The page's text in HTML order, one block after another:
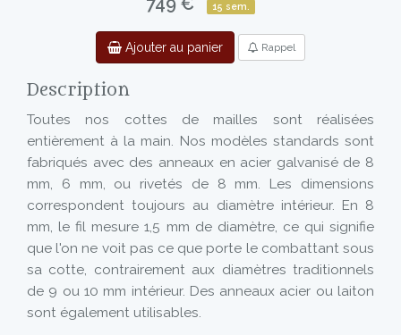
15 sem.
Ajouter au panier Rappel
Description
Toutes nos cottes de mailles sont réalisées
entièrement à la main. Nos modèles standards sont
fabriqués avec des anneaux en acier galvanisé de 8
mm, 6 mm, ou rivetés de 8 mm. Les dimensions
correspondent toujours au diamètre intérieur. En 8
mm, le fil mesure 1,5 mm de diamètre, ce qui signifie
que l'on ne voit pas ce que porte le combattant sous
sa cotte, contrairement aux diamètres traditionnels
de 9 ou 10 mm intérieur. Des anneaux acier ou laiton
sont également utilisables.